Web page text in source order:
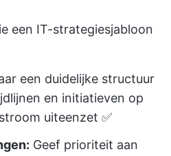
een IT-strategiesjabloon
een duidelijke structuur
en initiatieven op
uiteenzet ✅️
Geef prioriteit aan